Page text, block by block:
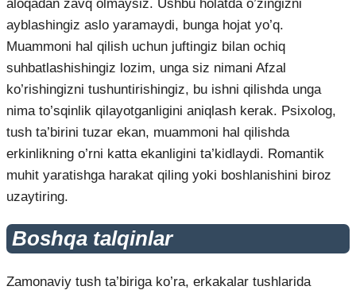
aloqadan zavq olmaysiz. Ushbu holatda o’zingizni
ayblashingiz aslo yaramaydi, bunga hojat yo’q.
Muammoni hal qilish uchun juftingiz bilan ochiq
suhbatlashishingiz lozim, unga siz nimani Afzal
ko’rishingizni tushuntirishingiz, bu ishni qilishda unga
nima to’sqinlik qilayotganligini aniqlash kerak. Psixolog,
tush ta’birini tuzar ekan, muammoni hal qilishda
erkinlikning o’rni katta ekanligini ta’kidlaydi. Romantik
muhit yaratishga harakat qiling yoki boshlanishini biroz
uzaytiring.
Boshqa talqinlar
Zamonaviy tush ta’biriga ko’ra, erkakalar tushlarida